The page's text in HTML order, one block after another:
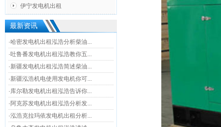
伊宁发电机出租
最新资讯
·哈密发电机出租泓浩分析柴油...
·吐鲁番发电机出租泓浩教你五...
·新疆发电机出租泓浩简述柴油...
·新疆泓浩机电使用发电机你可...
·库尔勒发电机出租泓浩告诉你...
·阿克苏发电机出租泓浩分析发...
·泓浩克拉玛依发电机出租分析...